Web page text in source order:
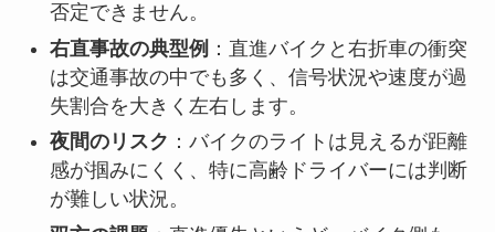
否定できません。
右直事故の典型例 ：直進バイクと右折車の衝突
は交通事故の中でも多く、信号状況や速度が過
失割合を大きく左右します。
夜間のリスク ：バイクのライトは見えるが距離
感が掴みにくく、特に高齢ドライバーには判断
が難しい状況。